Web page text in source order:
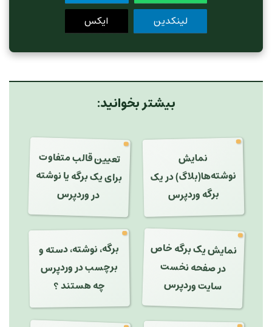
لینکدین
ایکس
بیشتر بخوانید:
نمایش
نوشته‌ها(بلاگ) در یک
برگه وردپرس
تعیین قالب متفاوت
برای یک برگه یا نوشته
در وردپرس
نمایش یک برگه خاص
در صفحه نخست
سایت وردپرس
برگه، نوشته، دسته و
برچسب در وردپرس
چه هستند ؟